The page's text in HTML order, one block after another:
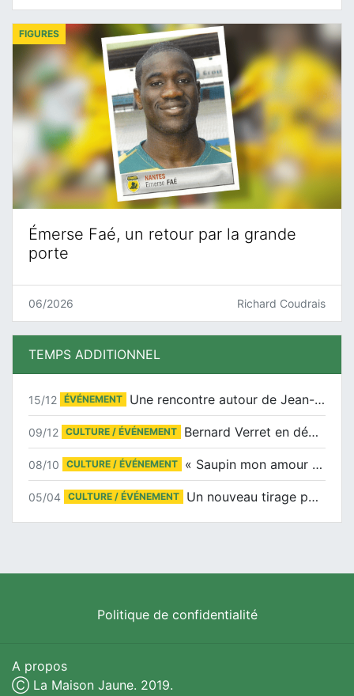
Émerse Faé, un retour par la grande
porte
FIGURES
06/2026 Richard Coudrais
TEMPS ADDITIONNEL
15/12 ÉVÉNEMENT Une rencontre autour de Jean-Claude Suaudeau
09/12 CULTURE / ÉVÉNEMENT Bernard Verret en dédicaces le samedi 13 décembre à l’Espace Culturel Atlantis
08/10 CULTURE / ÉVÉNEMENT « Saupin mon amour » au salon du livre de Trentemoult
05/04 CULTURE / ÉVÉNEMENT Un nouveau tirage pour le Docu-BD
Politique de confidentialité
A propos
Ⓒ La Maison Jaune. 2019.